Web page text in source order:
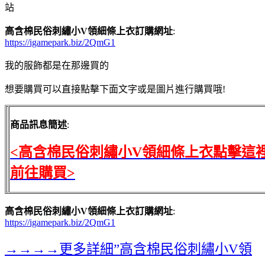
站
高含棉民俗刺繡小V領細條上衣訂購網址:
https://igamepark.biz/2QmG1
我的服飾都是在那邊買的
想要購買可以直接點擊下面文字或是圖片進行購買哦!
商品訊息簡述:
<高含棉民俗刺繡小V領細條上衣點擊這
前往購買>
高含棉民俗刺繡小V領細條上衣訂購網址:
https://igamepark.biz/2QmG1
→→→→更多詳細”高含棉民俗刺繡小V領